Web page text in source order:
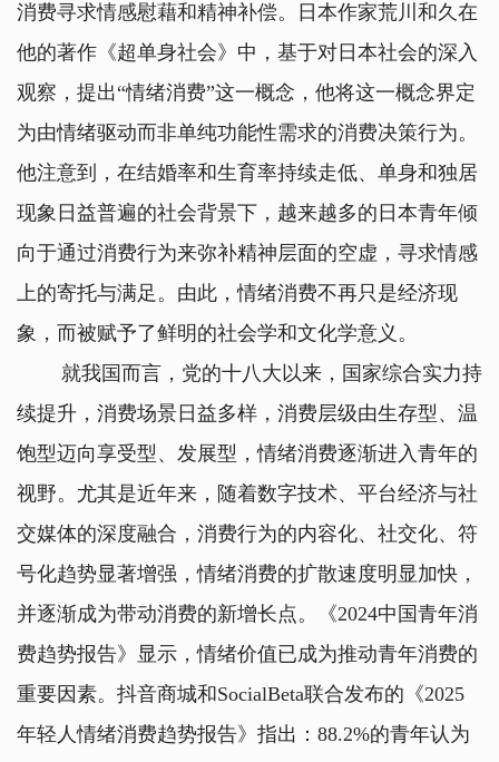
消费寻求情感慰藉和精神补偿。日本作家荒川和久在
他的著作《超单身社会》中，基于对日本社会的深入
观察，提出“情绪消费”这一概念，他将这一概念界定
为由情绪驱动而非单纯功能性需求的消费决策行为。
他注意到，在结婚率和生育率持续走低、单身和独居
现象日益普遍的社会背景下，越来越多的日本青年倾
向于通过消费行为来弥补精神层面的空虚，寻求情感
上的寄托与满足。由此，情绪消费不再只是经济现
象，而被赋予了鲜明的社会学和文化学意义。
就我国而言，党的十八大以来，国家综合实力持
续提升，消费场景日益多样，消费层级由生存型、温
饱型迈向享受型、发展型，情绪消费逐渐进入青年的
视野。尤其是近年来，随着数字技术、平台经济与社
交媒体的深度融合，消费行为的内容化、社交化、符
号化趋势显著增强，情绪消费的扩散速度明显加快，
并逐渐成为带动消费的新增长点。《2024中国青年消
费趋势报告》显示，情绪价值已成为推动青年消费的
重要因素。抖音商城和SocialBeta联合发布的《2025
年轻人情绪消费趋势报告》指出：88.2%的青年认为